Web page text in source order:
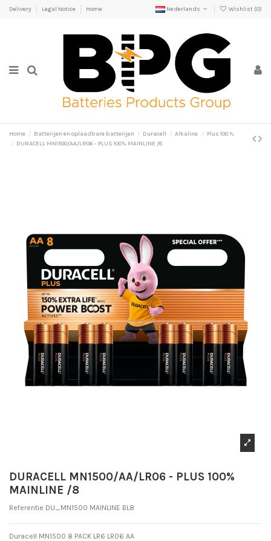
Delivery Legal Notice Home Nederlands Wishlist (0)
Home Batterijen en oplaadbare batterijen Duracell Alkaline
Plus 100 %
DURACELL MN1500/AA/LR06 - PLUS 100% MAINLINE /8
DURACELL MN1500/AA/LR06 - PLUS 100%
MAINLINE /8
Referentie DU_MN1500 MAINLINE BL8
Duracell MN1500 8 PACK LR6 LR06 AA